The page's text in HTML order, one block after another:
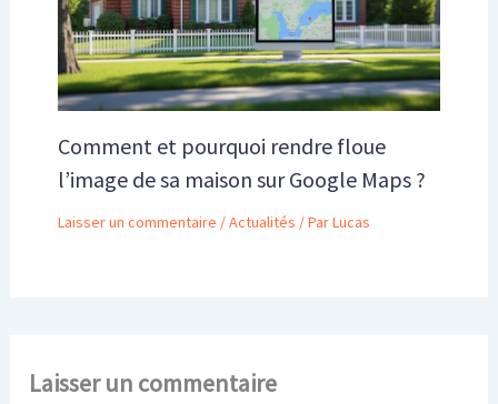
Comment et pourquoi rendre floue
l’image de sa maison sur Google Maps ?
Laisser un commentaire /Actualités / ParLucas
Laisser un commentaire